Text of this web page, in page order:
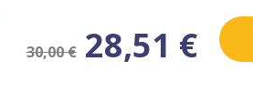
30,00€ 28,51 €